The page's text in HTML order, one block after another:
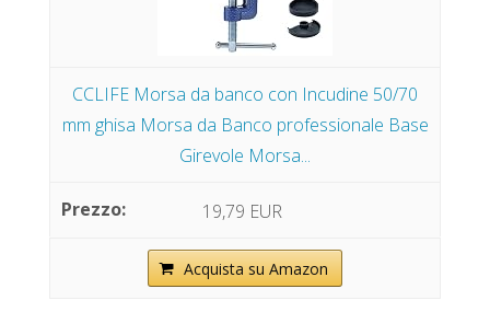
CCLIFE Morsa da banco con Incudine 50/70
mm ghisa Morsa da Banco professionale Base
Girevole Morsa...
19,79 EUR
Acquista su Amazon